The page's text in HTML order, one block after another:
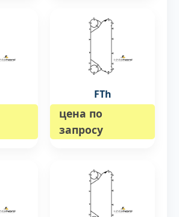
FTh
цена по
запросу